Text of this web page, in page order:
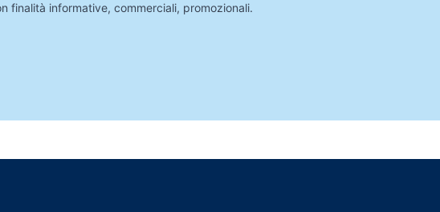
finalità informative, commerciali, promozionali.